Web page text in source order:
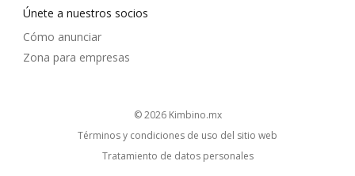
Únete a nuestros socios
Cómo anunciar
Zona para empresas
© 2026 kimbino.mx
Términos y condiciones de uso del sitio web
Tratamiento de datos personales